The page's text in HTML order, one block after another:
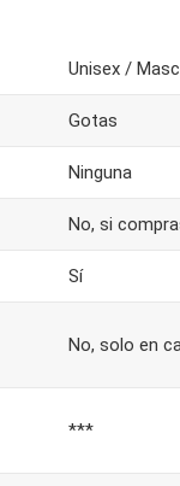
Unisex /
Gotas
Ninguna
No, si
Sí
No, solo en
***